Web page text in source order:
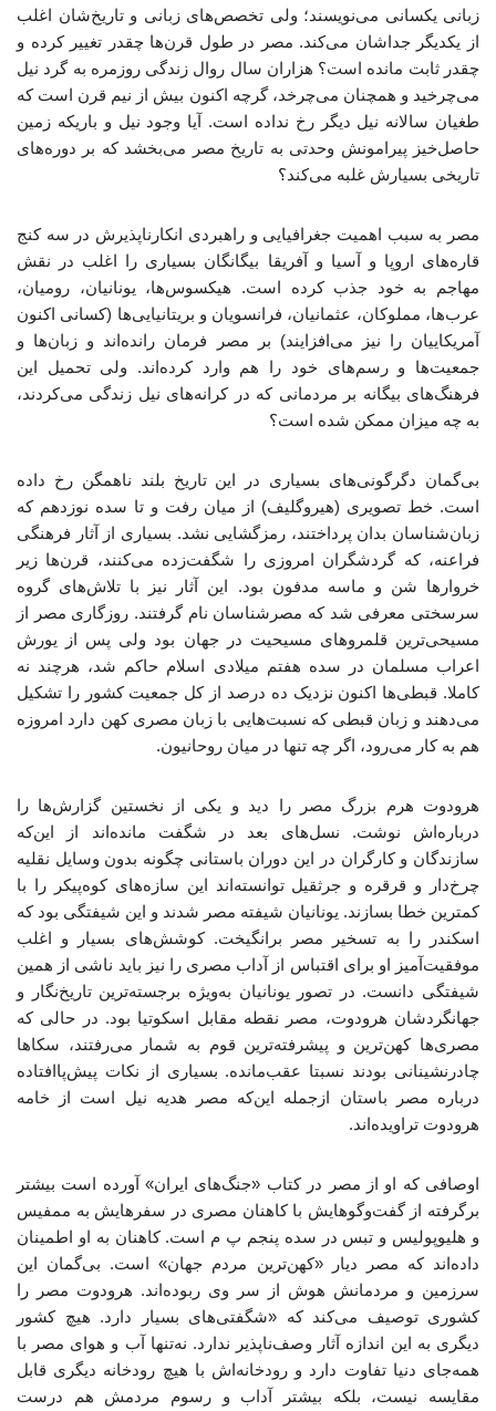
زبانی یکسانی می‌نویسند؛ ولی تخصص‌های زبانی و تاریخ‌شان اغلب
از یکدیگر جداشان می‌کند. مصر در طول قرن‌ها چقدر تغییر کرده و
چقدر ثابت مانده است؟ هزاران سال روال زندگی روزمره به گرد نیل
می‌چرخید و همچنان می‌چرخد، گرچه اکنون بیش از نیم قرن است که
طغیان سالانه نیل دیگر رخ نداده است. آیا وجود نیل و باریکه زمین
حاصل‌خیز پیرامونش وحدتی به تاریخ مصر می‌بخشد که بر دوره‌های
تاریخی بسیارش غلبه می‌کند؟
مصر به سبب اهمیت جغرافیایی و راهبردی انکارناپذیرش در سه کنج
قاره‌های اروپا و آسیا و آفریقا بیگانگان بسیاری را اغلب در نقش
مهاجم به خود جذب کرده است. هیکسوس‌ها، یونانیان، رومیان،
عرب‌ها، مملوکان، عثمانیان، فرانسویان و بریتانیایی‌ها (کسانی اکنون
آمریکاییان را نیز می‌افزایند) بر مصر فرمان رانده‌اند و زبان‌ها و
جمعیت‌ها و رسم‌های خود را هم وارد کرده‌اند. ولی تحمیل این
فرهنگ‌های بیگانه بر مردمانی که در کرانه‌های نیل زندگی می‌کردند،
به چه میزان ممکن شده است؟
بی‌گمان دگرگونی‌های بسیاری در این تاریخ بلند ناهمگن رخ داده
است. خط تصویری (هیروگلیف) از میان رفت و تا سده نوزدهم که
زبان‌شناسان بدان پرداختند، رمزگشایی نشد. بسیاری از آثار فرهنگی
فراعنه، که گردشگران امروزی را شگفت‌زده می‌کنند، قرن‌ها زیر
خروارها شن و ماسه مدفون بود. این آثار نیز با تلاش‌های گروه
سرسختی معرفی شد که مصرشناسان نام گرفتند. روزگاری مصر از
مسیحی‌ترین قلمروهای مسیحیت در جهان بود ولی پس از یورش
اعراب مسلمان در سده هفتم میلادی اسلام حاکم شد، هرچند نه
کاملا. قبطی‌ها اکنون نزدیک ده درصد از کل جمعیت کشور را تشکیل
می‌دهند و زبان قبطی که نسبت‌هایی با زبان مصری کهن دارد امروزه
هم به کار می‌رود، اگر چه تنها در میان روحانیون.
هرودوت هرم بزرگ مصر را دید و یکی از نخستین گزارش‌ها را
درباره‌اش نوشت. نسل‌های بعد در شگفت مانده‌اند از این‌که
سازندگان و کارگران در این دوران باستانی چگونه بدون وسایل نقلیه
چرخ‌دار و قرقره و جرثقیل توانسته‌اند این سازه‌های کوه‌پیکر را با
کمترین خطا بسازند. یونانیان شیفته مصر شدند و این شیفتگی بود که
اسکندر را به تسخیر مصر برانگیخت. کوشش‌های بسیار و اغلب
موفقیت‌آمیز او برای اقتباس از آداب مصری را نیز باید ناشی از همین
شیفتگی دانست. در تصور یونانیان به‌ویژه برجسته‌ترین تاریخ‌نگار و
جهانگردشان هرودوت، مصر نقطه مقابل اسکوتیا بود. در حالی که
مصری‌ها کهن‌ترین و پیشرفته‌ترین قوم به شمار می‌رفتند، سکاها
چادرنشینانی بودند نسبتا عقب‌مانده. بسیاری از نکات پیش‌پاافتاده
درباره مصر باستان ازجمله این‌که مصر هدیه نیل است از خامه
هرودوت تراویده‌اند.
اوصافی که او از مصر در کتاب «جنگ‌های ایران» آورده است بیشتر
برگرفته از گفت‌وگوهایش با کاهنان مصری در سفرهایش به ممفیس
و هلیوپولیس و تبس در سده پنجم پ م است. کاهنان به او اطمینان
داده‌اند که مصر دیار «کهن‌ترین مردم جهان» است. بی‌گمان این
سرزمین و مردمانش هوش از سر وی ربوده‌اند. هرودوت مصر را
کشوری توصیف می‌کند که «شگفتی‌های بسیار دارد. هیچ کشور
دیگری به این اندازه آثار وصف‌ناپذیر ندارد. نه‌تنها آب و هوای مصر با
همه‌جای دنیا تفاوت دارد و رودخانه‌اش با هیچ رودخانه دیگری قابل
مقایسه نیست، بلکه بیشتر آداب و رسوم مردمش هم درست